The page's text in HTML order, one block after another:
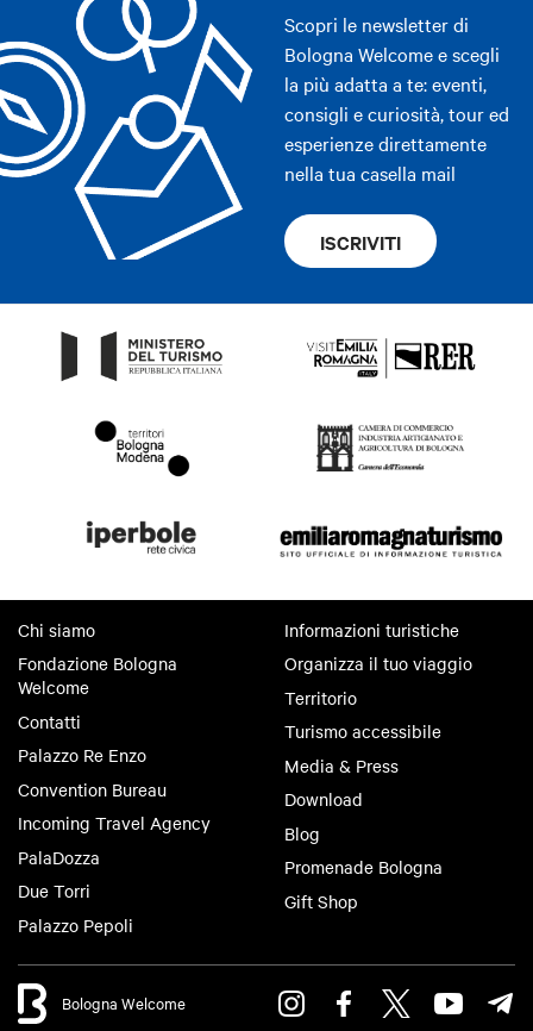
Scopri le newsletter di
Bologna Welcome e scegli
la più adatta a te: eventi,
consigli e curiosità, tour ed
esperienze direttamente
nella tua casella mail
ISCRIVITI
Chi siamo
Fondazione Bologna
Welcome
Contatti
Palazzo Re Enzo
Convention Bureau
Incoming Travel Agency
PalaDozza
Due Torri
Palazzo Pepoli
Informazioni turistiche
Organizza il tuo viaggio
Territorio
Turismo accessibile
Media & Press
Download
Blog
Promenade Bologna
Gift Shop
Bologna Welcome